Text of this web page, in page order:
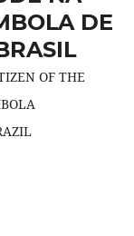
DE
OF THE